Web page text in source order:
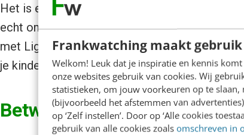
Frankwatching maakt gebruik
Welkom! Leuk dat je inspiratie en kennis
onze websites gebruik van cookies. Wij
statistieken, om jouw voorkeuren op te
(bijvoorbeeld het afstemmen van
op ‘Zelf instellen’. Door op ‘Alle cookies
gebruik van alle cookies zoals omschreven in
Het is een soort Dropbox voor Facebook. Je
echt om het delen van content tussen jou en
met Light.ws ook een life file met al je video’s
je kinderen.
Between: Privé netwerk